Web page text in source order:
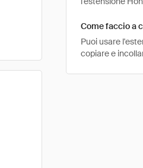
Come faccio a
Puoi usare
copiare e